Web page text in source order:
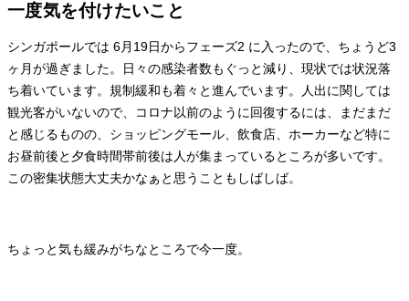
一度気を付けたいこと
シンガポールでは 6月19日からフェーズ2 に入ったので、ちょうど3
ヶ月が過ぎました。日々の感染者数もぐっと減り、現状では状況落
ち着いています。規制緩和も着々と進んでいます。人出に関しては
観光客がいないので、コロナ以前のように回復するには、まだまだ
と感じるものの、ショッピングモール、飲食店、ホーカーなど特に
お昼前後と夕食時間帯前後は人が集まっているところが多いです。
この密集状態大丈夫かなぁと思うこともしばしば。
ちょっと気も緩みがちなところで今一度。